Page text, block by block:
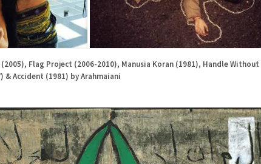
Flag Project (2006-2010), Manusia Koran (1981), Handle Without
& Accident (1981) by Arahmaiani